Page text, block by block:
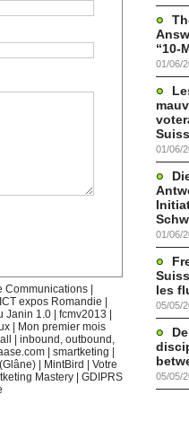
Communications
ICT expos Romandie
Janin 1.0 fcmv2013
Mon premier mois
inbound, outbound,
smartketing
MintBird
Votre
Mastery
GDIPRS
“10-
01/06/
01/06/
01/06/
les
05/05/
05/05/